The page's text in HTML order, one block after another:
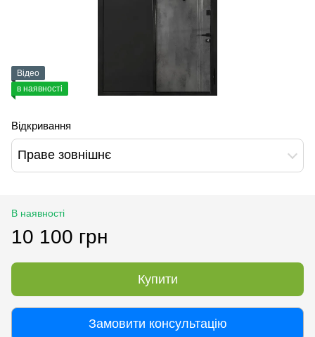
Відео
в наявності
Відкривання
Праве зовнішнє
В наявності
10 100 грн
Купити
Замовити консультацію